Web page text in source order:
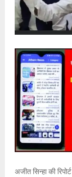
अजीत सिन्हा की रिपोर्ट